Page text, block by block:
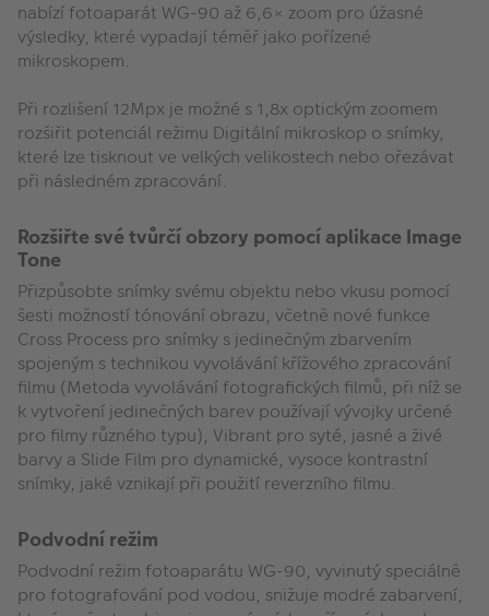
nabízí fotoaparát WG-90 až 6,6× zoom pro úžasné
výsledky, které vypadají téměř jako pořízené
mikroskopem.
Při rozlišení 12Mpx je možné s 1,8x optickým zoomem
rozšiřit potenciál režimu Digitální mikroskop o snímky,
které lze tisknout ve velkých velikostech nebo ořezávat
při následném zpracování.
Rozšiřte své tvůrčí obzory pomocí aplikace Image
Tone
Přizpůsobte snímky svému objektu nebo vkusu pomocí
šesti možností tónování obrazu, včetně nové funkce
Cross Process pro snímky s jedinečným zbarvením
spojeným s technikou vyvolávání křížového zpracování
filmu (Metoda vyvolávání fotografických filmů, při níž se
k vytvoření jedinečných barev používají vývojky určené
pro filmy různého typu), Vibrant pro syté, jasné a živé
barvy a Slide Film pro dynamické, vysoce kontrastní
snímky, jaké vznikají při použití reverzního filmu.
Podvodní režim
Podvodní režim fotoaparátu WG-90, vyvinutý speciálně
pro fotografování pod vodou, snižuje modré zabarvení,